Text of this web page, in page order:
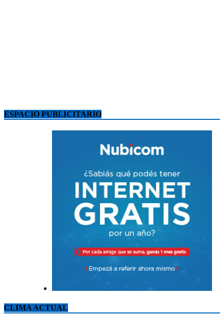
ESPACIO PUBLICITARIO
CLIMA ACTUAL